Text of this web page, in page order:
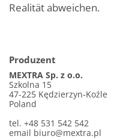
Realität abweichen.
Produzent
MEXTRA Sp. z o.o.
Szkolna 15
47-225 Kędzierzyn-Koźle
Poland
tel. +48 531 542 542
email biuro@mextra.pl